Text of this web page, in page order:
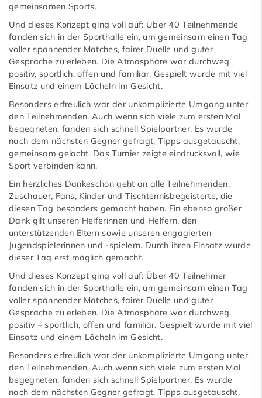
gemeinsamen Sports.
Und dieses Konzept ging voll auf: Über 40 Teilnehmende
fanden sich in der Sporthalle ein, um gemeinsam einen Tag
voller spannender Matches, fairer Duelle und guter
Gespräche zu erleben. Die Atmosphäre war durchweg
positiv, sportlich, offen und familiär. Gespielt wurde mit viel
Einsatz und einem Lächeln im Gesicht.
Besonders erfreulich war der unkomplizierte Umgang unter
den Teilnehmenden. Auch wenn sich viele zum ersten Mal
begegneten, fanden sich schnell Spielpartner. Es wurde
nach dem nächsten Gegner gefragt, Tipps ausgetauscht,
gemeinsam gelacht. Das Turnier zeigte eindrucksvoll, wie
Sport verbinden kann.
Ein herzliches Dankeschön geht an alle Teilnehmenden,
Zuschauer, Fans, Kinder und Tischtennisbegeisterte, die
diesen Tag besonders gemacht haben. Ein ebenso großer
Dank gilt unseren Helferinnen und Helfern, den
unterstützenden Eltern sowie unseren engagierten
Jugendspielerinnen und -spielern. Durch ihren Einsatz wurde
dieser Tag erst möglich gemacht.
Und dieses Konzept ging voll auf: Über 40 Teilnehmer
fanden sich in der Sporthalle ein, um gemeinsam einen Tag
voller spannender Matches, fairer Duelle und guter
Gespräche zu erleben. Die Atmosphäre war durchweg
positiv – sportlich, offen und familiär. Gespielt wurde mit viel
Einsatz und einem Lächeln im Gesicht.
Besonders erfreulich war der unkomplizierte Umgang unter
den Teilnehmenden. Auch wenn sich viele zum ersten Mal
begegneten, fanden sich schnell Spielpartner. Es wurde
nach dem nächsten Gegner gefragt, Tipps ausgetauscht,